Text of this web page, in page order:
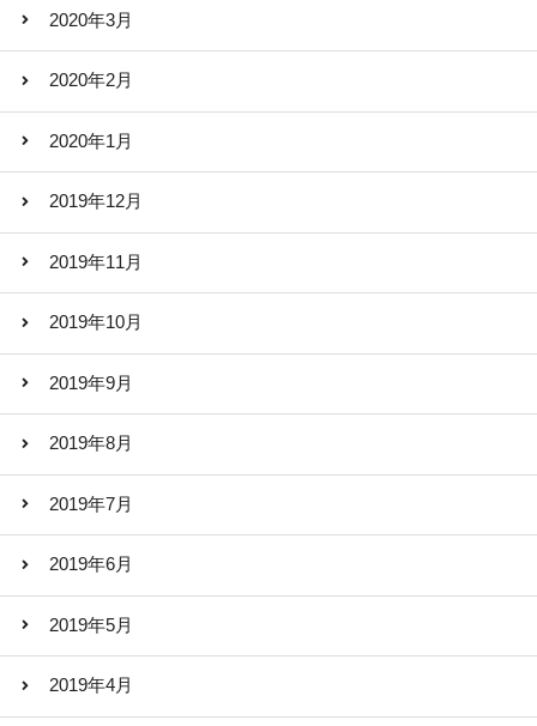
2020年3月
2020年2月
2020年1月
2019年12月
2019年11月
2019年10月
2019年9月
2019年8月
2019年7月
2019年6月
2019年5月
2019年4月